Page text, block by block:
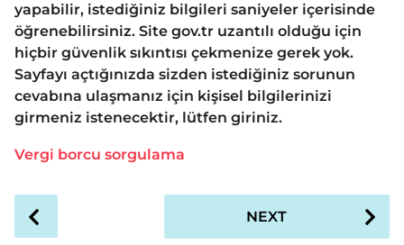
yapabilir, istediğiniz bilgileri saniyeler içerisinde
öğrenebilirsiniz. Site gov.tr uzantılı olduğu için
hiçbir güvenlik sıkıntısı çekmenize gerek yok.
Sayfayı açtığınızda sizden istediğiniz sorunun
cevabına ulaşmanız için kişisel bilgilerinizi
girmeniz istenecektir, lütfen giriniz.
Vergi borcu sorgulama
o
NEXT